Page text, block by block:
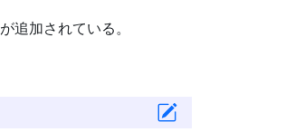
が追加されている。